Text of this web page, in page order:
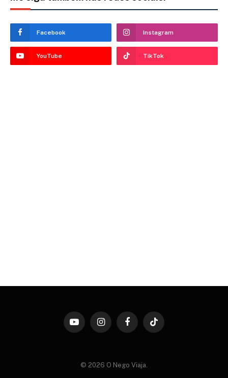
Facebook Instagram
YouTube TikTok
YouTubeInstagramFacebookTikTok
© 2026 O Nego Viaja.